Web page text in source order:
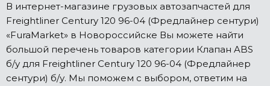
В интернет-магазине грузовых автозапчастей для
Freightliner Century 120 96-04 (Фредлайнер сентури)
«FuraMarket» в Новороссийске Вы можете найти
большой перечень товаров категории Клапан ABS
б/у для Freightliner Century 120 96-04 (Фредлайнер
сентури) б/у. Мы поможем с выбором, ответим на